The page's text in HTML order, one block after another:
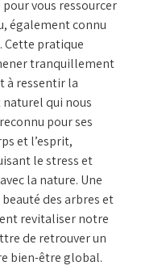
vous ressourcer
également connu
Cette pratique
tranquillement
à ressentir la
qui nous
pour ses
et l’esprit,
le stress et
la nature. Une
des arbres et
revitaliser notre
de retrouver un
bien-être global.